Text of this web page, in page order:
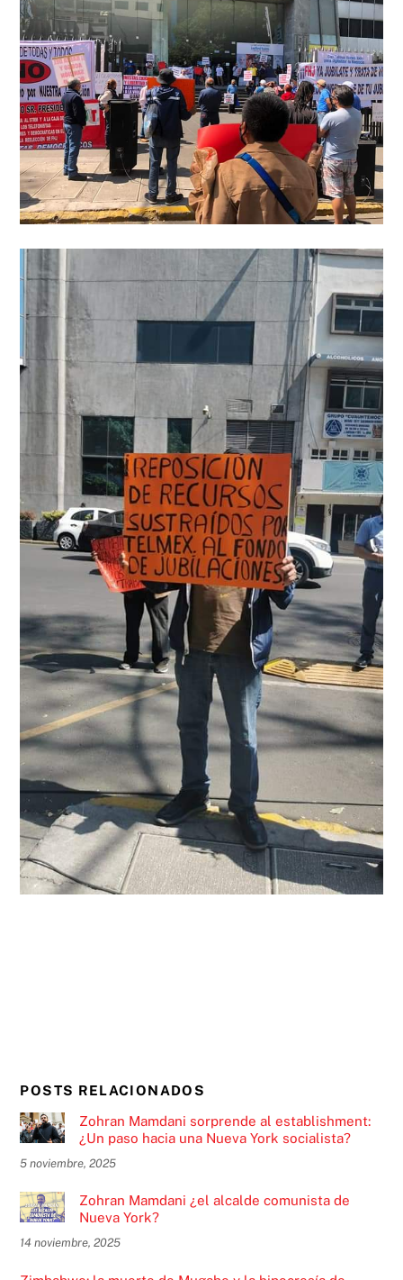
POSTS RELACIONADOS
Zohran Mamdani sorprende al establishment:
¿Un paso hacia una Nueva York socialista?
5 noviembre, 2025
Zohran Mamdani ¿el alcalde comunista de
Nueva York?
14 noviembre, 2025